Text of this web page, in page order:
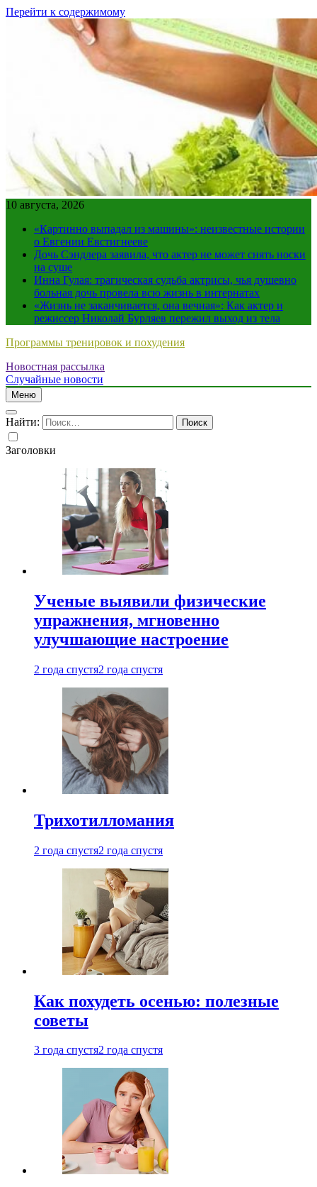
Перейти к содержимому
10 августа, 2026
«Картинно выпадал из машины»: неизвестные истории
о Евгении Евстигнееве
Дочь Сэндлера заявила, что актер не может снять носки
на суше
Инна Гулая: трагическая судьба актрисы, чья душевно
больная дочь провела всю жизнь в интернатах
«Жизнь не заканчивается, она вечная»: Как актер и
режиссер Николай Бурляев пережил выход из тела
Программы тренировок и похудения
Новостная рассылка
Случайные новости
Меню
Найти:
Заголовки
Ученые выявили физические
упражнения, мгновенно
улучшающие настроение
2 года спустя2 года спустя
Трихотилломания
2 года спустя2 года спустя
Как похудеть осенью: полезные
советы
3 года спустя2 года спустя